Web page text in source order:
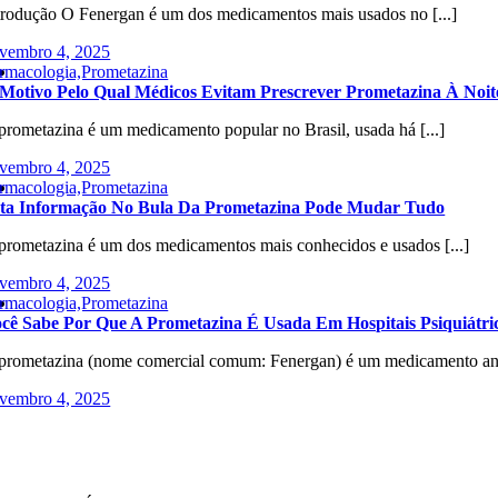
O Fenergan é um dos medicamentos mais usados no [...]
4, 2025
Pelo Qual Médicos Evitam Prescrever Prometazina À
é um medicamento popular no Brasil, usada há [...]
4, 2025
Informação No Bula Da Prometazina Pode Mudar Tudo
é um dos medicamentos mais conhecidos e usados [...]
4, 2025
Sabe Por Que A Prometazina É Usada Em Hospitais
(nome comercial comum: Fenergan) é um medicamento
4, 2025